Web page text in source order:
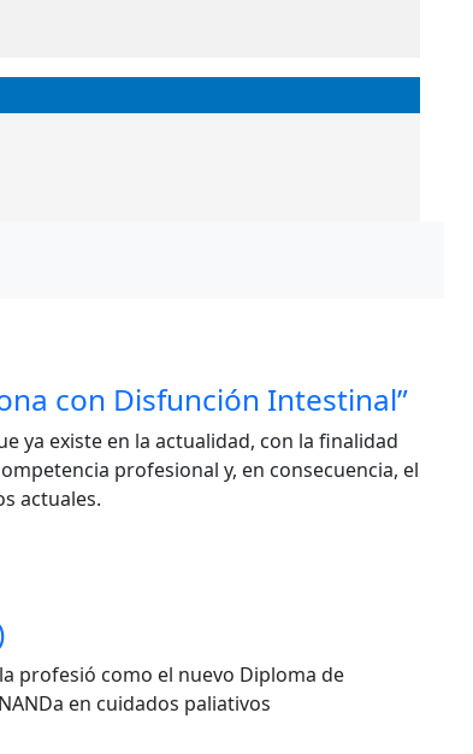
con Disfunción Intestinal”
ya existe en la actualidad, con la finalidad
profesional y, en consecuencia, el
actuales.
profesió como el nuevo Diploma de
en cuidados paliativos